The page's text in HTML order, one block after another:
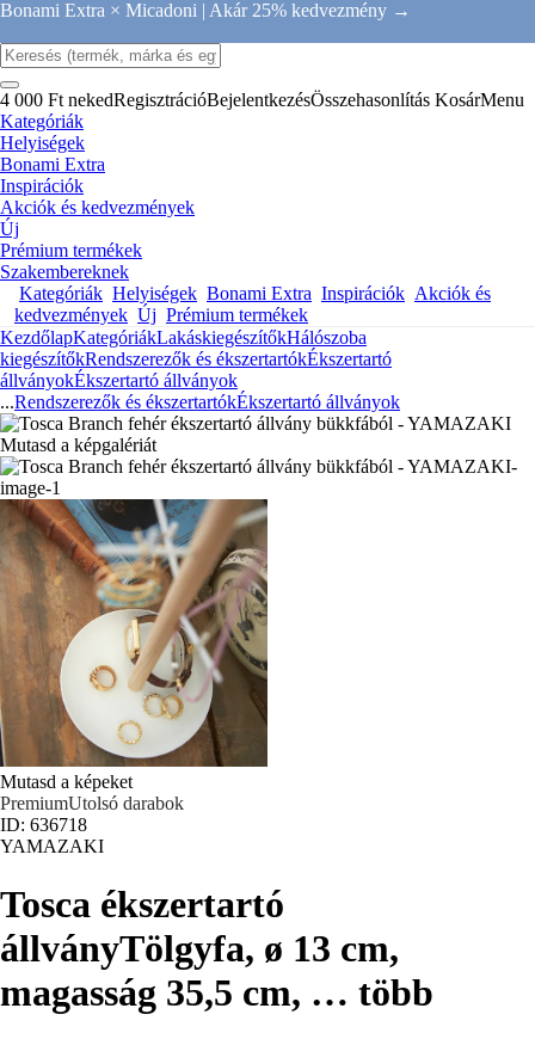
Bonami Extra × Micadoni | Akár 25% kedvezmény →
4 000 Ft nekedRegisztrációBejelentkezésÖsszehasonlítás KosárMenu
Kategóriák
Helyiségek
Bonami Extra
Inspirációk
Akciók és kedvezmények
Új
Prémium termékek
Szakembereknek
Kategóriák Helyiségek Bonami Extra Inspirációk Akciók és
kedvezmények Új Prémium termékek
KezdőlapKategóriákLakáskiegészítőkHálószoba
kiegészítőkRendszerezők és ékszertartókÉkszertartó
állványokÉkszertartó állványok
...Rendszerezők és ékszertartókÉkszertartó állványok
Mutasd a képgalériát
Mutasd a képeket
PremiumUtolsó darabok
ID: 636718
YAMAZAKI
Tosca ékszertartó
állványTölgyfa, ø 13 cm,
magasság 35,5 cm, … több